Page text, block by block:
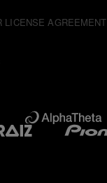
LICENSE AGREEMENT